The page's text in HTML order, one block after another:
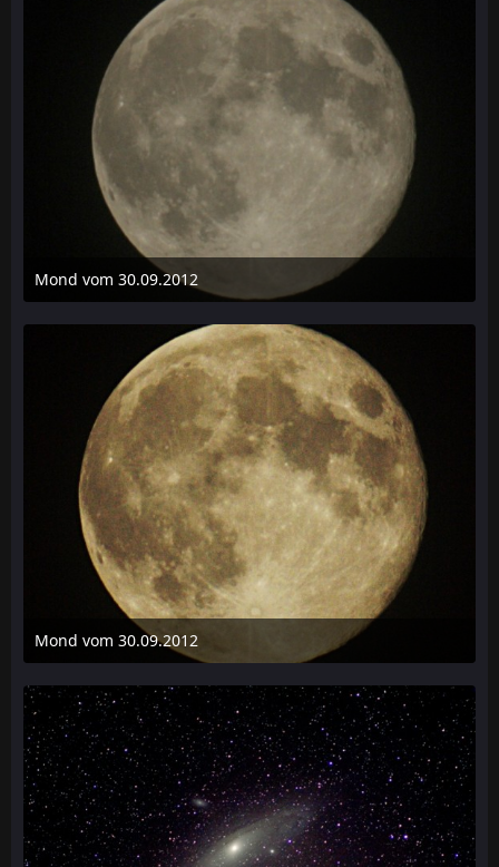
Mond vom 30.09.2012
3. Oktober 2012 um 18:31
Mond vom 30.09.2012
3. Oktober 2012 um 18:31